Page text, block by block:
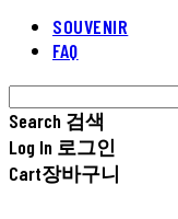
SOUVENIR
FAQ
Search 검색
Log In 로그인
Cart장바구니